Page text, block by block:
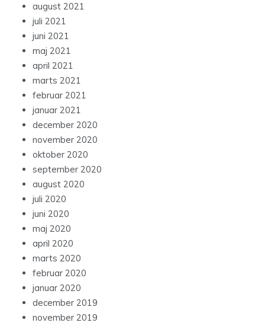
august 2021
juli 2021
juni 2021
maj 2021
april 2021
marts 2021
februar 2021
januar 2021
december 2020
november 2020
oktober 2020
september 2020
august 2020
juli 2020
juni 2020
maj 2020
april 2020
marts 2020
februar 2020
januar 2020
december 2019
november 2019